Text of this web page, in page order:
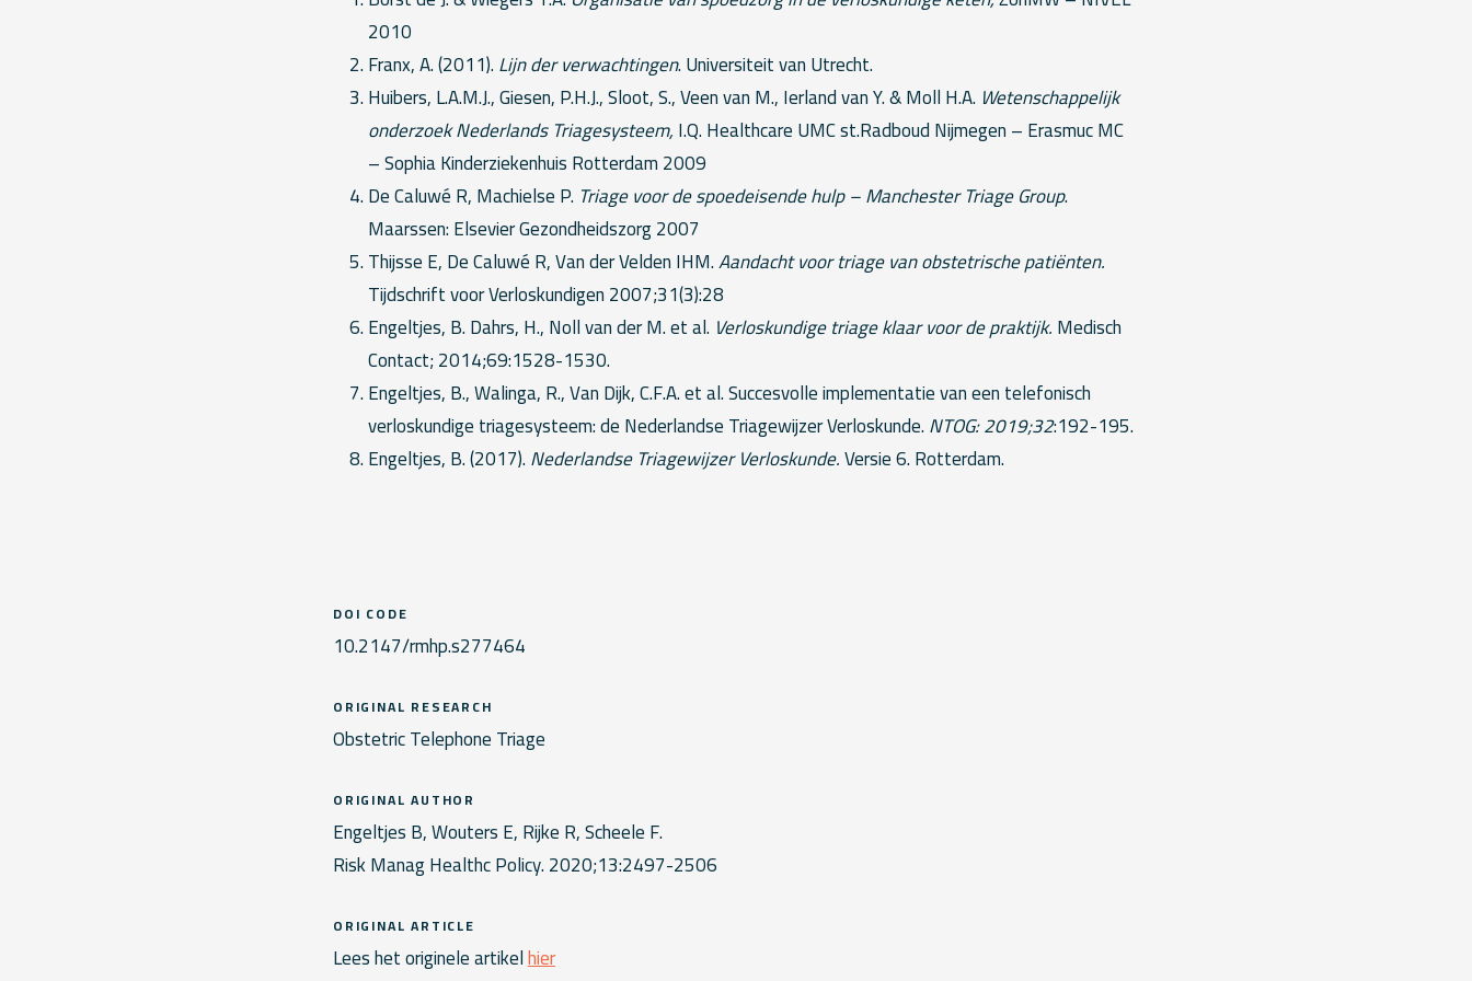
2010
Franx, A. (2011).Lijn der verwachtingen. Universiteit van Utrecht.
Huibers, L.A.M.J., Giesen, P.H.J., Sloot, S., Veen van M., Ierland van Y. & Moll H.A. Wetenschappelijk
onderzoek Nederlands Triagesysteem,I.Q. Healthcare UMC st.Radboud Nijmegen – Erasmuc MC
– Sophia Kinderziekenhuis Rotterdam 2009
De Caluwé R, Machielse P. Triage voor de spoedeisende hulp – Manchester Triage Group.
Maarssen: Elsevier Gezondheidszorg 2007
Thijsse E, De Caluwé R, Van der Velden IHM.Aandacht voor triage van obstetrische patiënten.
Tijdschrift voor Verloskundigen 2007;31(3):28
Engeltjes, B. Dahrs, H., Noll van der M. et al. Verloskundige triage klaar voor de praktijk.Medisch
Contact; 2014;69:1528-1530.
Engeltjes, B., Walinga, R., Van Dijk, C.F.A. et al. Succesvolle implementatie van een telefonisch
verloskundige triagesysteem: de Nederlandse Triagewijzer Verloskunde.NTOG: 2019;32:192-195.
Engeltjes, B. (2017).Nederlandse Triagewijzer Verloskunde.Versie 6. Rotterdam.
DOI CODE
10.2147/rmhp.s277464
ORIGINAL RESEARCH
Obstetric Telephone Triage
ORIGINAL AUTHOR
Engeltjes B, Wouters E, Rijke R, Scheele F.
Risk Manag Healthc Policy. 2020;13:2497-2506
ORIGINAL ARTICLE
Lees het originele artikelhier